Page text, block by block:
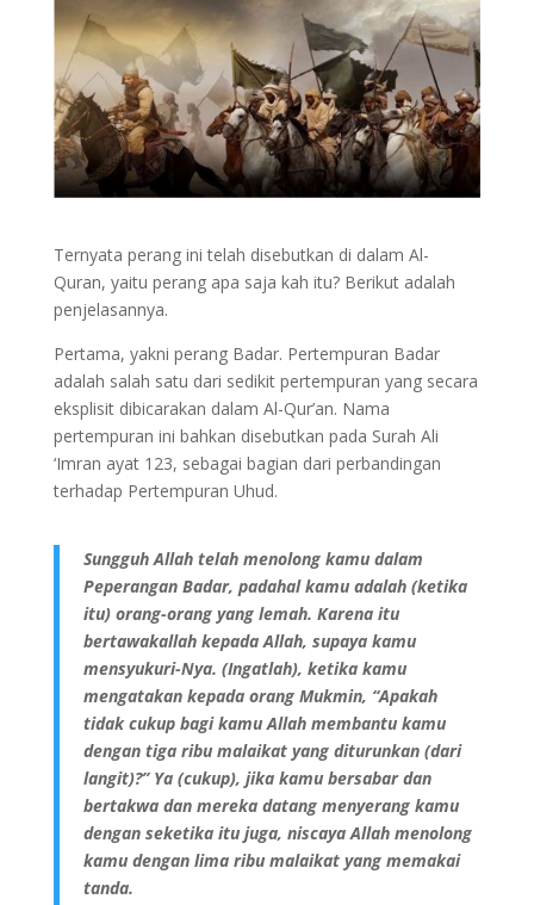
Ternyata perang ini telah disebutkan di dalam Al-
Quran, yaitu perang apa saja kah itu? Berikut adalah
penjelasannya.
Pertama, yakni perang Badar. Pertempuran Badar
adalah salah satu dari sedikit pertempuran yang secara
eksplisit dibicarakan dalam Al-Qur’an. Nama
pertempuran ini bahkan disebutkan pada Surah Ali
‘Imran ayat 123, sebagai bagian dari perbandingan
terhadap Pertempuran Uhud.
Sungguh Allah telah menolong kamu dalam
Peperangan Badar, padahal kamu adalah (ketika
itu) orang-orang yang lemah. Karena itu
bertawakallah kepada Allah, supaya kamu
mensyukuri-Nya. (Ingatlah), ketika kamu
mengatakan kepada orang Mukmin, “Apakah
tidak cukup bagi kamu Allah membantu kamu
dengan tiga ribu malaikat yang diturunkan (dari
langit)?” Ya (cukup), jika kamu bersabar dan
bertakwa dan mereka datang menyerang kamu
dengan seketika itu juga, niscaya Allah menolong
kamu dengan lima ribu malaikat yang memakai
tanda.